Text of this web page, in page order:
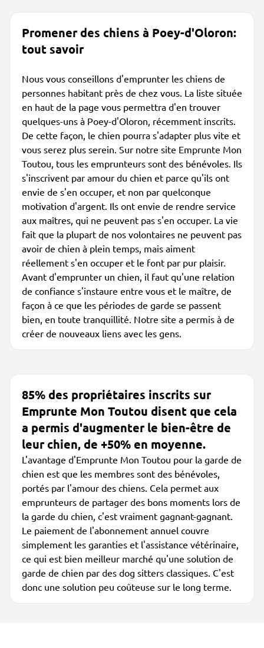
Promener des chiens à Poey-d'Oloron:
tout savoir
Nous vous conseillons d'emprunter les chiens de
personnes habitant près de chez vous. La liste située
en haut de la page vous permettra d'en trouver
quelques-uns à Poey-d'Oloron, récemment inscrits.
De cette façon, le chien pourra s'adapter plus vite et
vous serez plus serein. Sur notre site Emprunte Mon
Toutou, tous les emprunteurs sont des bénévoles. Ils
s'inscrivent par amour du chien et parce qu'ils ont
envie de s'en occuper, et non par quelconque
motivation d'argent. Ils ont envie de rendre service
aux maîtres, qui ne peuvent pas s'en occuper. La vie
fait que la plupart de nos volontaires ne peuvent pas
avoir de chien à plein temps, mais aiment
réellement s'en occuper et le font par pur plaisir.
Avant d'emprunter un chien, il faut qu'une relation
de confiance s'instaure entre vous et le maître, de
façon à ce que les périodes de garde se passent
bien, en toute tranquillité. Notre site a permis à de
créer de nouveaux liens avec les gens.
85% des propriétaires inscrits sur
Emprunte Mon Toutou disent que cela
a permis d'augmenter le bien-être de
leur chien, de +50% en moyenne.
L'avantage d'Emprunte Mon Toutou pour la garde de
chien est que les membres sont des bénévoles,
portés par l'amour des chiens. Cela permet aux
emprunteurs de partager des bons moments lors de
la garde du chien, c'est vraiment gagnant-gagnant.
Le paiement de l'abonnement annuel couvre
simplement les garanties et l'assistance vétérinaire,
ce qui est bien meilleur marché qu'une solution de
garde de chien par des dog sitters classiques. C'est
donc une solution peu coûteuse sur le long terme.